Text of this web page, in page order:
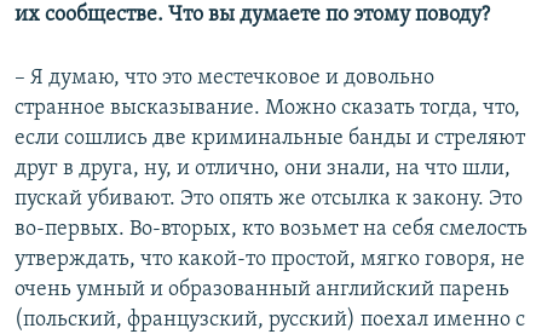
их сообществе. Что вы думаете по этому поводу?
– Я думаю, что это местечковое и довольно
странное высказывание. Можно сказать тогда, что,
если сошлись две криминальные банды и стреляют
друг в друга, ну, и отлично, они знали, на что шли,
пускай убивают. Это опять же отсылка к закону. Это
во-первых. Во-вторых, кто возьмет на себя смелость
утверждать, что какой-то простой, мягко говоря, не
очень умный и образованный английский парень
(польский, французский, русский) поехал именно с